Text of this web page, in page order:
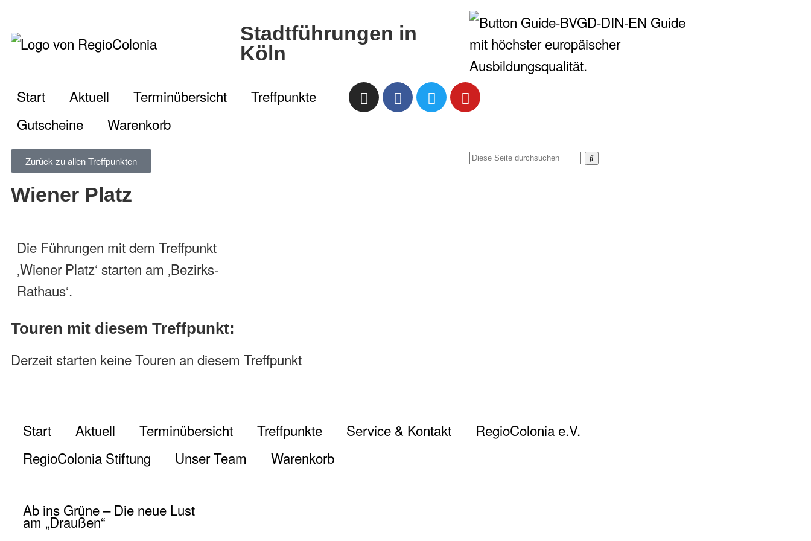
Stadtführungen in
Köln
Start Aktuell Terminübersicht
Treffpunkte
Gutscheine
Warenkorb
Zurück zu allen Treffpunkten
Wiener Platz
Die Führungen mit dem Treffpunkt
‚Wiener Platz‘ starten am ‚Bezirks-
Rathaus‘.
Touren mit diesem Treffpunkt:
Derzeit starten keine Touren an diesem Treffpunkt
Start Aktuell Terminübersicht Treffpunkte Service & Kontakt
RegioColonia e.V.
RegioColonia Stiftung
Unser Team Warenkorb
Ab ins Grüne – Die neue Lust
am „Draußen“